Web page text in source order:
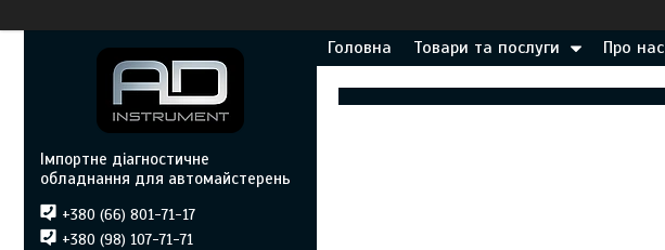
Головна Товари та послуги Про нас
Імпортне діагностичне
обладнання для автомайстерень
+380 (66) 801-71-17
+380 (98) 107-71-71